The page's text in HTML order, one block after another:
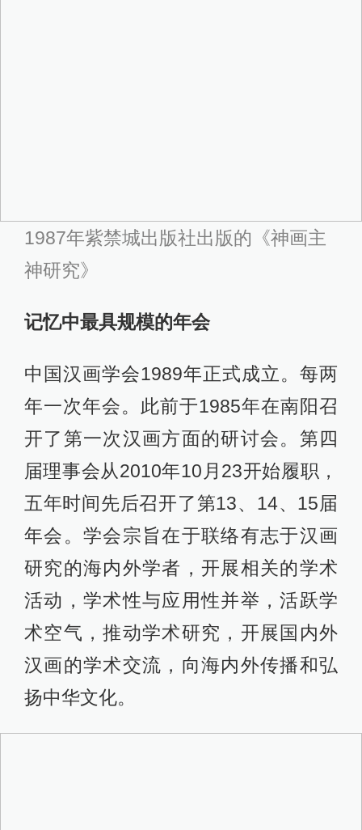
1987年紫禁城出版社出版的《神画主
神研究》
记忆中最具规模的年会
中国汉画学会1989年正式成立。每两
年一次年会。此前于1985年在南阳召
开了第一次汉画方面的研讨会。第四
届理事会从2010年10月23开始履职，
五年时间先后召开了第13、14、15届
年会。学会宗旨在于联络有志于汉画
研究的海内外学者，开展相关的学术
活动，学术性与应用性并举，活跃学
术空气，推动学术研究，开展国内外
汉画的学术交流，向海内外传播和弘
扬中华文化。